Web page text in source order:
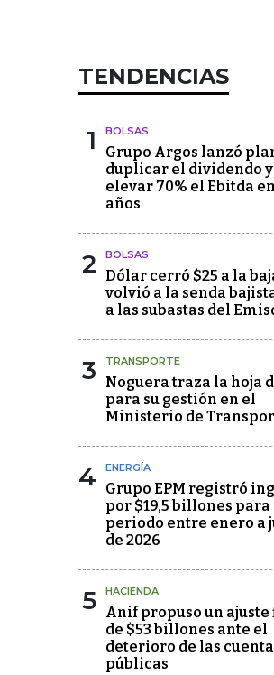
TENDENCIAS
1 BOLSAS
Grupo Argos lanzó
duplicar el dividendo y
elevar 70% el Ebitda
años
2 BOLSAS
Dólar cerró $25 a la
volvió a la senda
a las subastas del
3 TRANSPORTE
Noguera traza la hoja
para su gestión en el
Ministerio de
4 ENERGÍA
Grupo EPM registró
por $19,5 billones para
periodo entre enero a
de 2026
5 HACIENDA
Anif propuso un ajuste
de $53 billones ante el
deterioro de las
públicas